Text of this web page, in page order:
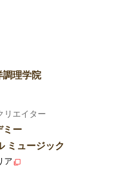
調理学院
リエイター
ミー
ミュージック
ア